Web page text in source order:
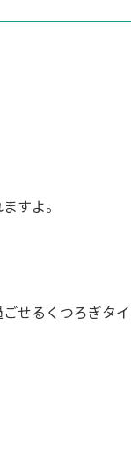
すよ。
せるくつろぎタイ